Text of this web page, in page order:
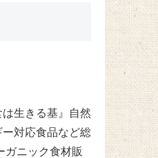
生きる基』自然
対応食品など総
ガニック食材販